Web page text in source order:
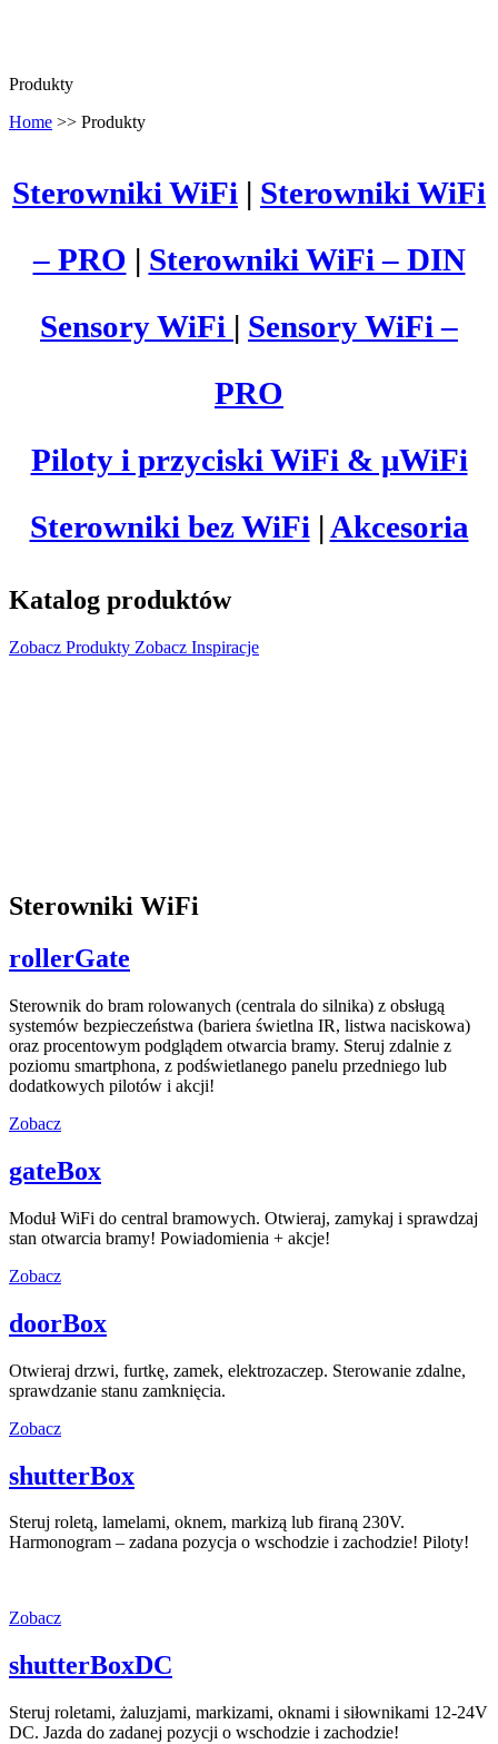
Produkty
Home >> Produkty
Sterowniki WiFi | Sterowniki WiFi
– PRO | Sterowniki WiFi – DIN
Sensory WiFi | Sensory WiFi –
PRO
Piloty i przyciski WiFi & μWiFi
Sterowniki bez WiFi | Akcesoria
Katalog produktów
Zobacz Produkty Zobacz Inspiracje
Sterowniki WiFi
rollerGate
Sterownik do bram rolowanych (centrala do silnika) z obsługą
systemów bezpieczeństwa (bariera świetlna IR, listwa naciskowa)
oraz procentowym podglądem otwarcia bramy. Steruj zdalnie z
poziomu smartphona, z podświetlanego panelu przedniego lub
dodatkowych pilotów i akcji!
Zobacz
gateBox
Moduł WiFi do central bramowych. Otwieraj, zamykaj i sprawdzaj
stan otwarcia bramy! Powiadomienia + akcje!
Zobacz
doorBox
Otwieraj drzwi, furtkę, zamek, elektrozaczep. Sterowanie zdalne,
sprawdzanie stanu zamknięcia.
Zobacz
shutterBox
Steruj roletą, lamelami, oknem, markizą lub firaną 230V.
Harmonogram – zadana pozycja o wschodzie i zachodzie! Piloty!
Zobacz
shutterBoxDC
Steruj roletami, żaluzjami, markizami, oknami i siłownikami 12-24V
DC. Jazda do zadanej pozycji o wschodzie i zachodzie!